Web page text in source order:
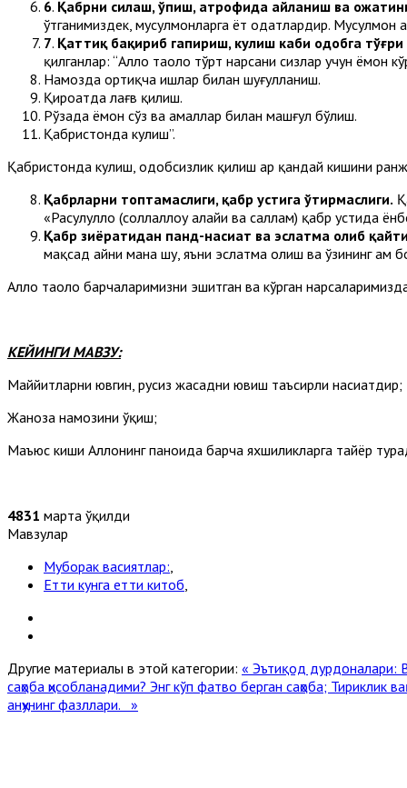
6. Қабрни силаш, ўпиш, атрофида айланиш ва
ўтганимиздек, мусулмонларга ёт одатлардир. Мусулмон
7. Қаттиқ бақириб гапириш, кулиш каби одобга
қилганлар: “Аллоҳ таоло тўрт нарсани сизлар учун ёмон
Намозда ортиқча ишлар билан шуғулланиш.
Қироатда лағв қилиш.
Рўзада ёмон сўз ва амаллар билан машғул бўлиш.
Қабристонда кулиш”.
Қабристонда кулиш, одобсизлик қилиш ҳар қандай кишини
Қабрларни топтамаслиги, қабр устига ўтирмаслиги.
«Расулуллоҳ (соллаллоҳу алайҳи ва саллам) қабр устида
Қабр зиёратидан панд-насиҳат ва эслатма олиб
мақсад айни мана шу, яъни эслатма олиш ва ўзининг ҳам
Аллоҳ таоло барчаларимизни эшитган ва кўрган
КЕЙИНГИ МАВЗУ:
Маййитларни ювгин, руҳсиз жасадни ювиш таъсирли насиҳатдир;
Жаноза намозини ўқиш;
Маъюс киши Аллоҳнинг паноҳида барча яхшиликларга тайёр
4831 марта ўқилди
Мавзулар
Муборак васиятлар:
Етти кунга етти китоб
Другие материалы в этой категории: « Эътиқод дурдоналари:
саҳоба ҳисобланадими? Энг кўп фатво берган саҳоба; Тириклик
анҳунинг фазллари. »